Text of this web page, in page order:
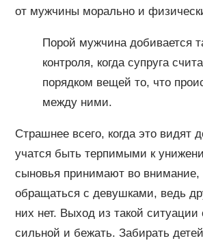
от мужчины морально и
Порой мужчина добивается
контроля, когда супруга
порядком вещей то, что
между ними.
Страшнее всего, когда это видят
учатся быть терпимыми к
сыновья принимают во внимание,
обращаться с девушками, ведь
них нет. Выход из такой ситуации
сильной и бежать. Забирать